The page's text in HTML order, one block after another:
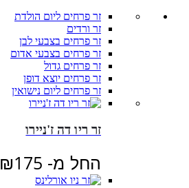
זר פרחים ליום הולדת
זר ורדים
זר פרחים בצבעי לבן
זר פרחים בצבעי אדום
זר פרחים גדול
זר פרחים יוצא דופן
זר פרחים ליום נישואין
זר ריו דה ז'ניירו
החל מ- ₪175